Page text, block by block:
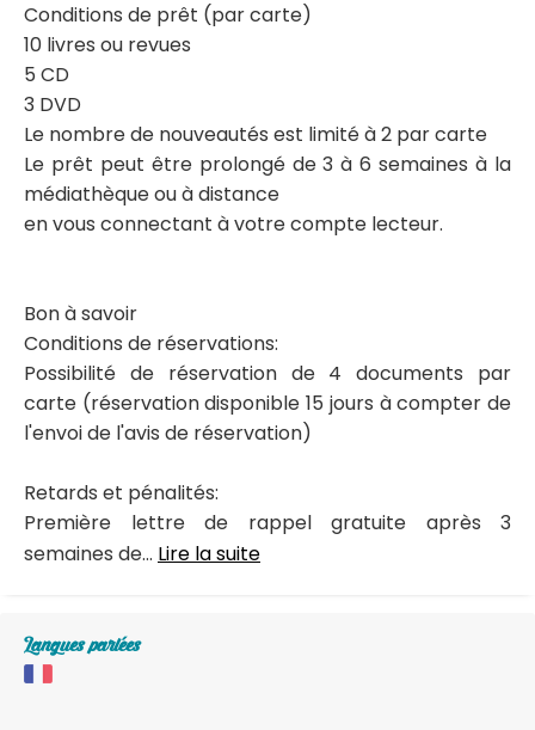
Conditions de prêt (par carte)
10 livres ou revues
5 CD
3 DVD
Le nombre de nouveautés est limité à 2 par carte
Le prêt peut être prolongé de 3 à 6 semaines à la
médiathèque ou à distance
en vous connectant à votre compte lecteur.
Bon à savoir
Conditions de réservations:
Possibilité de réservation de 4 documents par
carte (réservation disponible 15 jours à compter de
l'envoi de l'avis de réservation)
Retards et pénalités:
Première lettre de rappel gratuite après 3
semaines de... Lire la suite
Langues parlées